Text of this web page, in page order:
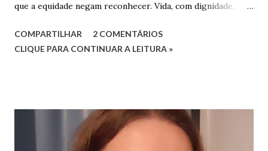
que a equidade negam reconhecer. Vida, com dignidade,
Educação, com qualidade. Quesitos de uma sociedade Que
reconhece a humanidade. Não há que ser humano direito
desumano que humano ser? Luciana G. Rugani 2/9/2022
COMPARTILHAR
2 COMENTÁRIOS
CLIQUE PARA CONTINUAR A LEITURA »